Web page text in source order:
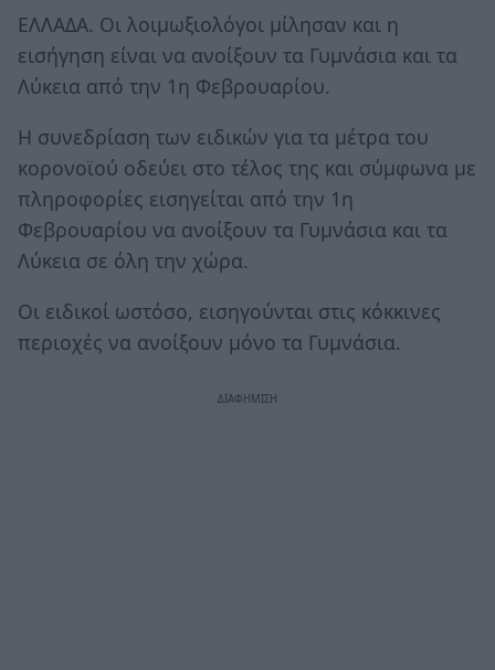
ΕΛΛΑΔΑ. Oι λοιμωξιολόγοι μίλησαν και η
εισήγηση είναι να ανοίξουν τα Γυμνάσια και τα
Λύκεια από την 1η Φεβρουαρίου.
Η συνεδρίαση των ειδικών για τα μέτρα του
κορονοϊού οδεύει στο τέλος της και σύμφωνα με
πληροφορίες εισηγείται από την 1η
Φεβρουαρίου να ανοίξουν τα Γυμνάσια και τα
Λύκεια σε όλη την χώρα.
Οι ειδικοί ωστόσο, εισηγούνται στις κόκκινες
περιοχές να ανοίξουν μόνο τα Γυμνάσια.